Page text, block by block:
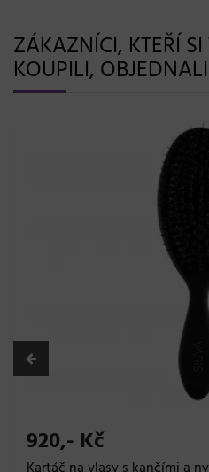
ZÁKAZNÍCI, KTEŘÍ
KOUPILI,
920,- Kč